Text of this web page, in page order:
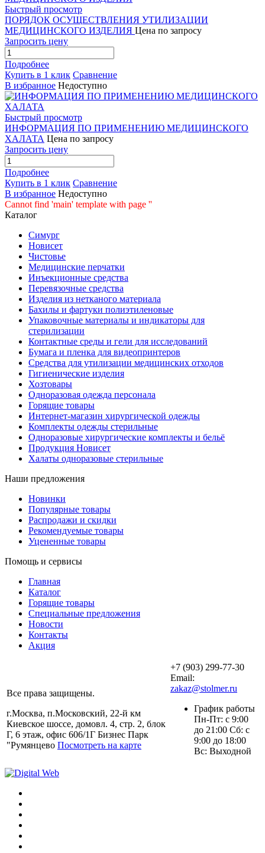
Быстрый просмотр
ПОРЯДОК ОСУЩЕСТВЛЕНИЯ УТИЛИЗАЦИИ
МЕДИЦИНСКОГО ИЗДЕЛИЯ Цена по запросу
Запросить цену
Подробнее
Купить в 1 клик Сравнение
В избранное Недоступно
Быстрый просмотр
ИНФОРМАЦИЯ ПО ПРИМЕНЕНИЮ МЕДИЦИНСКОГО
ХАЛАТА Цена по запросу
Запросить цену
Подробнее
Купить в 1 клик Сравнение
В избранное Недоступно
Cannot find 'main' template with page ''
Каталог
Симург
Новисет
Чистовье
Медицинские перчатки
Инъекционные средства
Перевязочные средства
Изделия из нетканого материала
Бахилы и фартуки полиэтиленовые
Упаковочные материалы и индикаторы для
стерилизации
Контактные среды и гели для исследований
Бумага и пленка для видеопринтеров
Средства для утилизации медицинских отходов
Гигиенические изделия
Хозтовары
Одноразовая одежда персонала
Горящие товары
Интернет-магазин хирургической одежды
Комплекты одежды стерильные
Одноразовые хирургические комплекты и бельё
Продукция Новисет
Халаты одноразовые стерильные
Наши предложения
Новинки
Популярные товары
Распродажи и скидки
Рекомендуемые товары
Уцененные товары
Помощь и сервисы
Главная
Каталог
Горящие товары
Специальные предложения
Новости
Контакты
Акция
Все права защищены.
г.Москва, п.Московский, 22-й км
Киевское шоссе, домовл. 4, стр. 2, блок
Г, 6 этаж, офис 606/1Г Бизнес Парк
"Румянцево Посмотреть на карте
+7 (903) 299-77-30
Email:
zakaz@stolmer.ru
График работы
Пн-Пт: с 9:00
до 21:00 Сб: с
9:00 до 18:00
Вс: Выходной